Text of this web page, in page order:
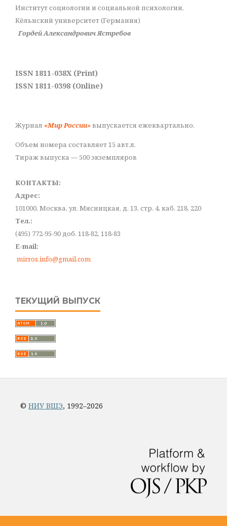
Институт социологии и социальной психологии,
Кёльнский университет (Германия)
Гордей Александрович Ястребов
ISSN 1811-038X (Print)
ISSN 1811-0398 (Online)
Журнал «Мир России»выпускается ежеквартально.
Объем номера составляет 15 авт.л.
Тираж выпуска — 500 экземпляров
КОНТАКТЫ:
Адрес:
101000, Москва, ул. Мясницкая, д. 13, стр. 4, каб. 218, 220
Тел.:
(495) 772-95-90 доб. 118-82, 118-83
E-mail:
mirros.info@gmail.com
ТЕКУЩИЙ ВЫПУСК
© НИУ ВШЭ, 1992–2026